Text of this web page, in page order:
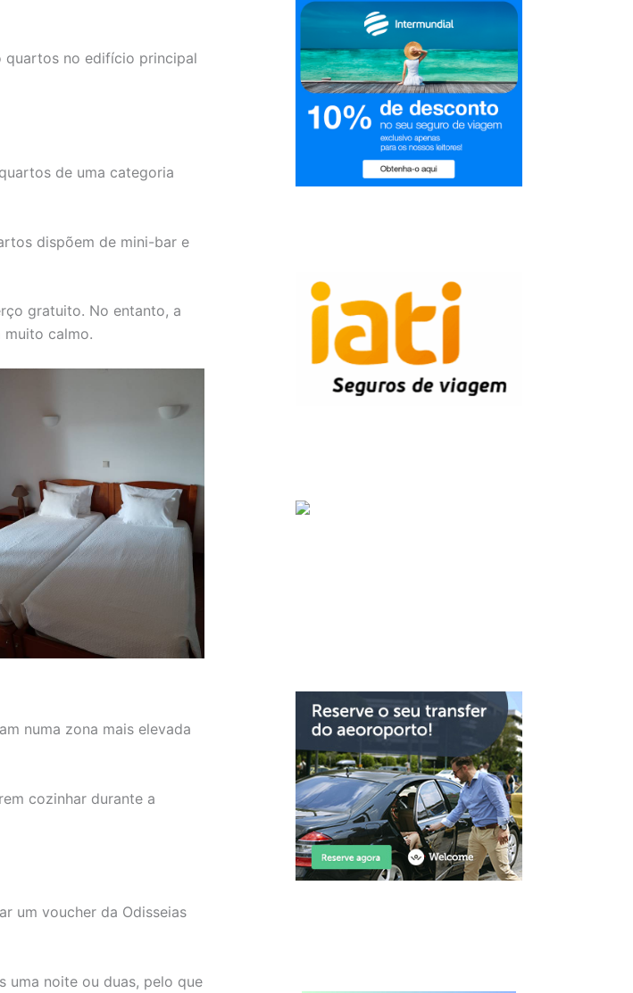
quartos no edifício principal
de uma categoria
dispõem de mini-bar e
gratuito. No entanto, a
muito calmo.
numa zona mais elevada
cozinhar durante a
um voucher da Odisseias
uma noite ou duas, pelo que